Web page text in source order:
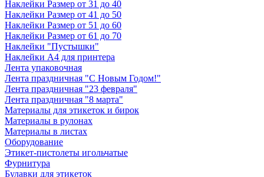
Наклейки Размер от 31 до 40
Наклейки Размер от 41 до 50
Наклейки Размер от 51 до 60
Наклейки Размер от 61 до 70
Наклейки "Пустышки"
Наклейки А4 для принтера
Лента упаковочная
Лента праздничная "С Новым Годом!"
Лента праздничная "23 февраля"
Лента праздничная "8 марта"
Материалы для этикеток и бирок
Материалы в рулонах
Материалы в листах
Оборудование
Этикет-пистолеты игольчатые
Фурнитура
Булавки для этикеток